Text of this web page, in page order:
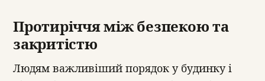
Протиріччя між безпекою та
закритістю
Людям важливіший порядок у будинку і